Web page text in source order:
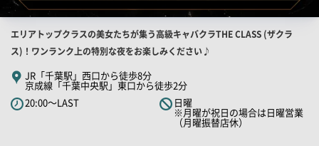
店
舗
PR
キ
ャ
エリアトップクラスの美女たちが集う高級キャバクラTHE CLASS (ザクラ
ス)！ワンランク上の特別な夜をお楽しみください♪
JR「千葉駅」西口から徒歩8分
京成線「千葉中央駅」東口から徒歩2分
20:00～LAST
日曜
※月曜が祝日の場合は日曜営業
（月曜振替店休）